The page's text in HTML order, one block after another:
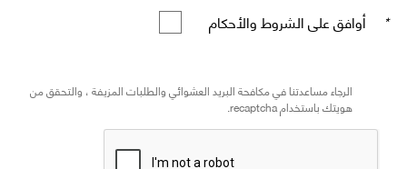
*
أوافق على الشروط والأحكام
الرجاء مساعدتنا في مكافحة البريد العشوائي والطلبات المزيفة ، والتحقق من
هويتك باستخدام recaptcha.